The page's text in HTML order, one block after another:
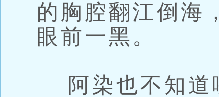
的胸腔翻江倒海
眼前一黑。
阿染也不知道